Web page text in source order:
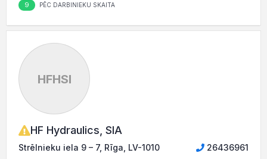
9 PĒC DARBINIEKU SKAITA
HFHSI
HF Hydraulics, SIA
Strēlnieku iela 9 – 7, Rīga, LV-1010 26436961